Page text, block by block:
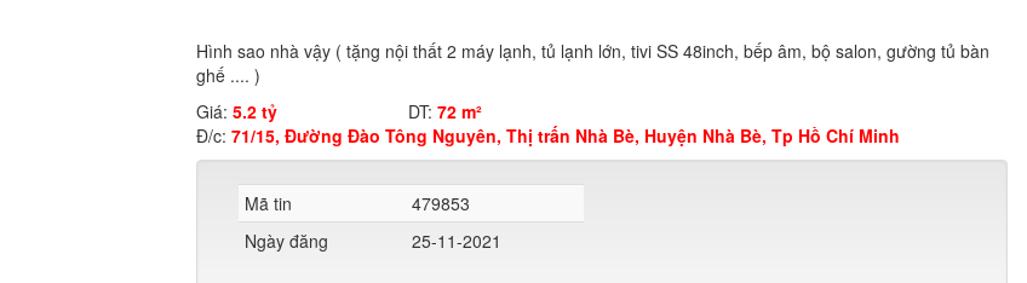
Hình sao nhà vậy ( tặng nội thất 2 máy lạnh, tủ lạnh lớn, tivi SS 48inch, bếp âm, bộ salon, gường tủ bàn
ghế .... )
Giá: 5.2 tỷ DT: 72 m²
Đ/c: 71/15, Đường Đào Tông Nguyên, Thị trấn Nhà Bè, Huyện Nhà Bè, Tp Hồ Chí Minh
Mã tin
479853
Ngày đăng
25-11-2021